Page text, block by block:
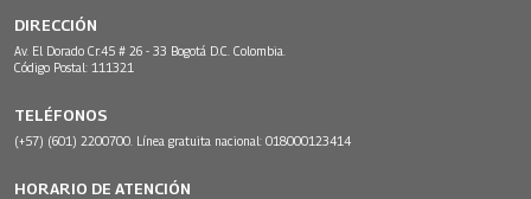
DIRECCIÓN
Av. El Dorado Cr.45 # 26 - 33 Bogotá D.C. Colombia.
Código Postal: 111321
TELÉFONOS
(+57) (601) 2200700. Línea gratuita nacional: 018000123414
HORARIO DE ATENCIÓN